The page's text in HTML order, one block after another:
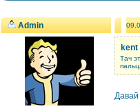
Admin
Тач